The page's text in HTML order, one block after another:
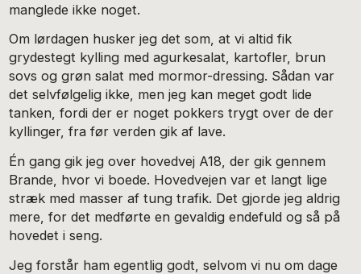
manglede ikke noget.
Om lørdagen husker jeg det som, at vi altid fik
grydestegt kylling med agurkesalat, kartofler, brun
sovs og grøn salat med mormor-dressing. Sådan var
det selvfølgelig ikke, men jeg kan meget godt lide
tanken, fordi der er noget pokkers trygt over de der
kyllinger, fra før verden gik af lave.
Én gang gik jeg over hovedvej A18, der gik gennem
Brande, hvor vi boede. Hovedvejen var et langt lige
stræk med masser af tung trafik. Det gjorde jeg aldrig
mere, for det medførte en gevaldig endefuld og så på
hovedet i seng.
Jeg forstår ham egentlig godt, selvom vi nu om dage